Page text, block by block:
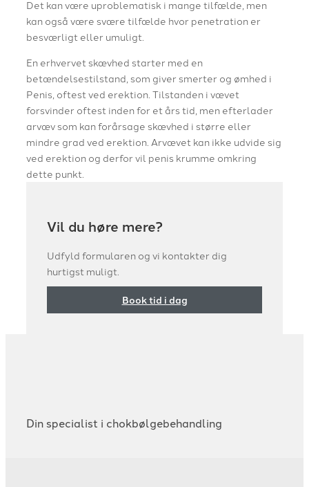
Det kan være uproblematisk i mange tilfælde, men
kan også være svære tilfælde hvor penetration er
besværligt eller umuligt.
En erhvervet skævhed starter med en
betændelsestilstand, som giver smerter og ømhed i
Penis, oftest ved erektion. Tilstanden i vævet
forsvinder oftest inden for et års tid, men efterlader
arvæv som kan forårsage skævhed i større eller
mindre grad ved erektion. Arvævet kan ikke udvide sig
ved erektion og derfor vil penis krumme omkring
dette punkt.
Vil du høre mere?
Udfyld formularen og vi kontakter dig
hurtigst muligt.
Book tid i dag
Din specialist i chokbølgebehandling